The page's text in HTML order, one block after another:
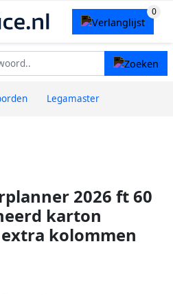
Legamaster
2026 ft 60
karton
kolommen